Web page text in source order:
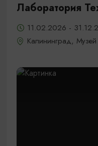
Лаборатория
11.02.2026 -
Калининград,